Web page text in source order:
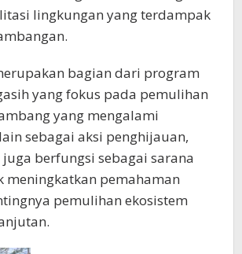
lingkungan yang terdampak
bagian dari program
yang fokus pada pemulihan
yang mengalami
sebagai aksi penghijauan,
berfungsi sebagai sarana
meningkatkan pemahaman
pemulihan ekosistem